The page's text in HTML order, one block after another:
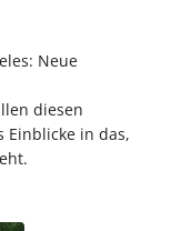
Neue
diesen
Einblicke in das,